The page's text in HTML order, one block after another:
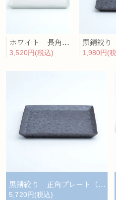
ホワイト 長角プレート
3,520円(税込)
1,980円(
黒錆絞り 正角プレート（大）
5,720円(税込)